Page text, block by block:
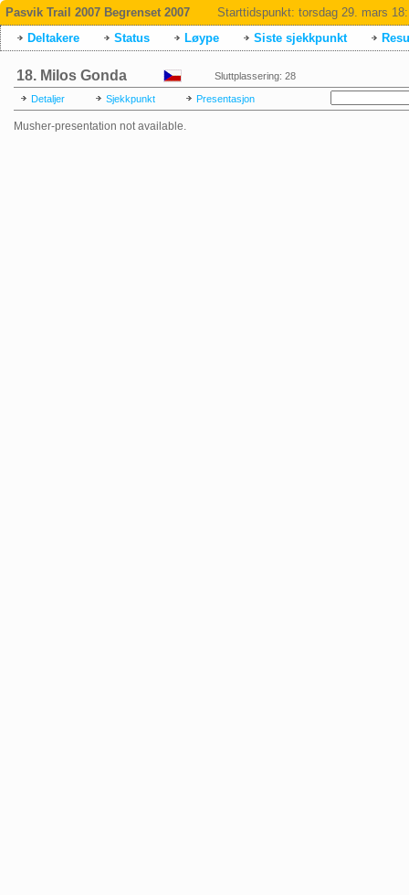
Pasvik Trail 2007 Begrenset 2007 Starttidspunkt: torsdag 29. mars
Deltakere
Status Løype Siste sjekkpunkt
18. Milos Gonda Sluttplassering: 28
Detaljer Sjekkpunkt Presentasjon
Musher-presentation not available.